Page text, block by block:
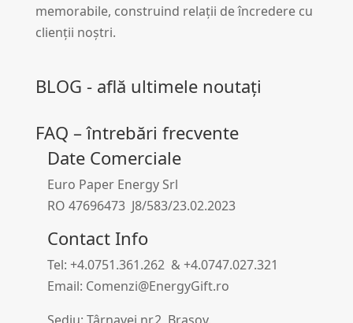
memorabile, construind relații de încredere cu
clienții noștri.
BLOG - află ultimele noutați
FAQ – întrebări frecvente
Date Comerciale
Euro Paper Energy Srl
RO 47696473 J8/583/23.02.2023
Contact Info
Tel: +4.0751.361.262 & +4.0747.027.321
Email: Comenzi@EnergyGift.ro